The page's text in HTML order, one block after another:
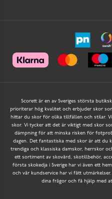
Scorett är en av Sveriges största
prioriterar hög kvalitet och erbjuder skor
hittar du skor för olika tillfällen och stilar.
skor. Vi tycker att det är viktigt med skor
dämpning för att minska risken för
dagen. Det fantastiska med skor är att du
trendiga och klassiska damskor, herrskor
ett sortiment av skovård, skotillbehör,
första skokedja i Sverige har vi även ett
och vår kundservice har vi fått
dina frågor och få hjälp med